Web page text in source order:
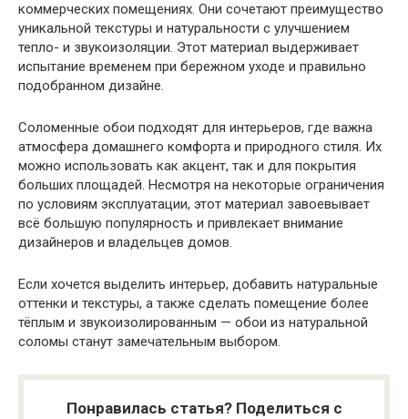
коммерческих помещениях. Они сочетают преимущество
уникальной текстуры и натуральности с улучшением
тепло- и звукоизоляции. Этот материал выдерживает
испытание временем при бережном уходе и правильно
подобранном дизайне.
Соломенные обои подходят для интерьеров, где важна
атмосфера домашнего комфорта и природного стиля. Их
можно использовать как акцент, так и для покрытия
больших площадей. Несмотря на некоторые ограничения
по условиям эксплуатации, этот материал завоевывает
всё большую популярность и привлекает внимание
дизайнеров и владельцев домов.
Если хочется выделить интерьер, добавить натуральные
оттенки и текстуры, а также сделать помещение более
тёплым и звукоизолированным — обои из натуральной
соломы станут замечательным выбором.
Понравилась статья? Поделиться с